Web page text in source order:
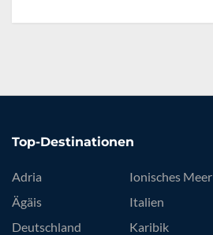
Top-Destinationen
Adria
Ägäis
Deutschland
Ionisches Meer
Italien
Karibik